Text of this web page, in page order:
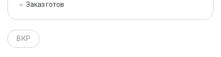
Заказ готов
ВКР